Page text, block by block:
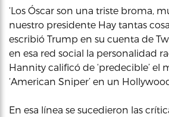
‘Los Óscar son una triste broma,
nuestro presidente Hay tantas
escribió Trump en su cuenta de
en esa red social la personalidad
Hannity calificó de ‘predecible’ el
‘American Sniper’ en un Hollywood
En esa línea se sucedieron las